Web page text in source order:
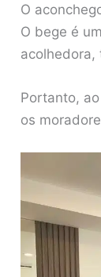
O
O bege é
acolhedora,
Portanto,
os